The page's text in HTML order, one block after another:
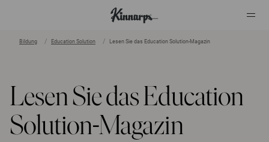
Bildung Education Solution Lesen Sie das Education Solution-Magazin
Lesen Sie das Education
Solution-Magazin